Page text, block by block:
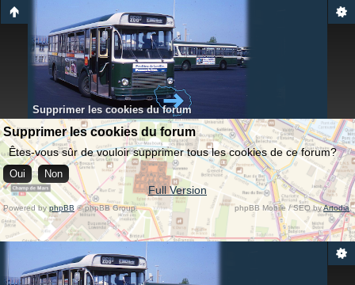
Supprimer les cookies du forum
Supprimer les cookies du forum
Êtes-vous sûr de vouloir supprimer tous les cookies de ce forum?
Full Version
Powered byphpBB © phpBB Group. phpBB Mobile / SEO byArtodia.